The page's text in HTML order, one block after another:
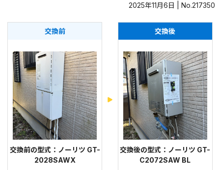
2025年11月6日 | No.217350
交換前
交換前の型式：ノーリツ GT-
2028SAWX
交換後
交換後の型式：ノーリツ GT-
C2072SAW BL